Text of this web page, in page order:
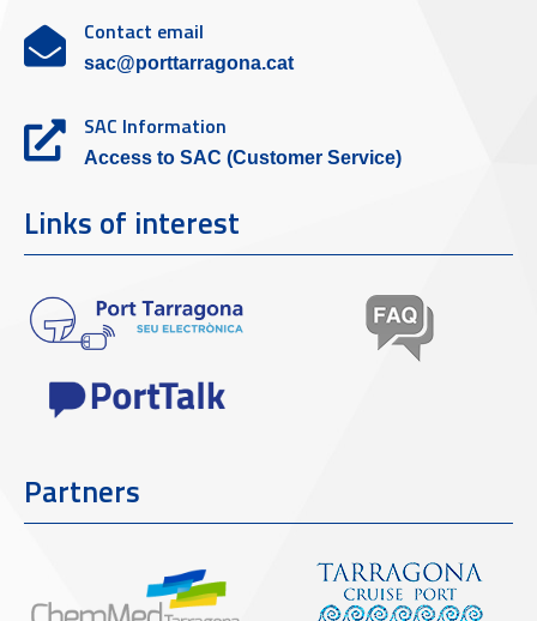
Contact email
sac@porttarragona.cat
SAC Information
Access to SAC (Customer Service)
Links of interest
Partners